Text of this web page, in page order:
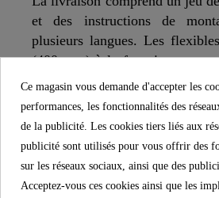
et des instructions de
plusieurs langues. Les
(400 mm) à la fourniture en
résistants à la corrosion,
installer.
L'mousseur de marque
salle de bain se distingue par
Ce magasin vous demande d'accepter les
performances, les fonctionnalités des
de la publicité. Les cookies tiers liés aux
publicité sont utilisés pour vous offrir des
sur les réseaux sociaux, ainsi que des
Acceptez-vous ces cookies ainsi que les